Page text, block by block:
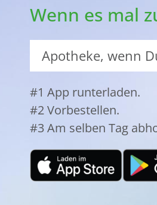
Wenn es mal
Apotheke, wenn
#1 App runterladen.
#2 Vorbestellen.
#3 Am selben Tag